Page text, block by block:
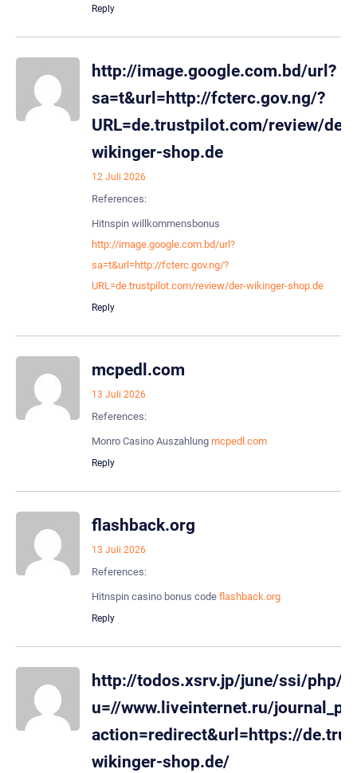
Reply
http://image.google.com.bd/url?
sa=t&url=http://fcterc.gov.ng/?
URL=de.trustpilot.com/review/der-
wikinger-shop.de
12 Juli 2026
References:
Hitnspin willkommensbonus
http://image.google.com.bd/url?
sa=t&url=http://fcterc.gov.ng/?
URL=de.trustpilot.com/review/der-wikinger-shop.de
Reply
mcpedl.com
13 Juli 2026
References:
Monro Casino Auszahlung mcpedl.com
Reply
flashback.org
13 Juli 2026
References:
Hitnspin casino bonus code flashback.org
Reply
http://todos.xsrv.jp/june/ssi/php/
u=//www.liveinternet.ru/
action=redirect&url=https://
wikinger-shop.de/